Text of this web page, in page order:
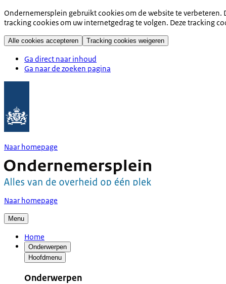
Ondernemersplein gebruikt cookies om de website te
tracking cookies om uw internetgedrag te volgen. Deze tracking
Alle cookies accepteren Tracking cookies weigeren
Ga direct naar inhoud
Ga naar de zoeken pagina
Naar homepage
Naar homepage
Menu
Home
Onderwerpen
Hoofdmenu
Onderwerpen